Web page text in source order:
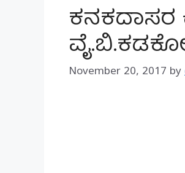
ಕನಕದಾಸರ
November 20, 2017 by